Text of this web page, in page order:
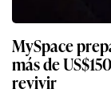
MySpace
más de
revivir